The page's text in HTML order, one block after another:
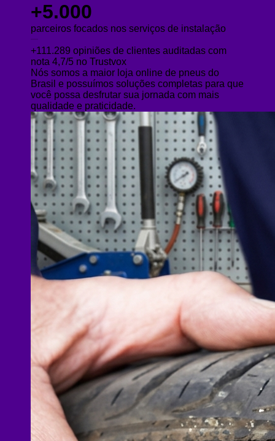
+5.000
parceiros focados nos serviços de instalação
+111.289 opiniões de clientes auditadas com
nota 4,7/5 no Trustvox
Nós somos a maior loja online de pneus do
Brasil e possuímos soluções completas para que
você possa desfrutar sua jornada com mais
qualidade e praticidade.